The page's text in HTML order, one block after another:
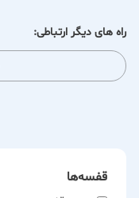
راه های دیگر ارتباطی:
قفسه‌ها